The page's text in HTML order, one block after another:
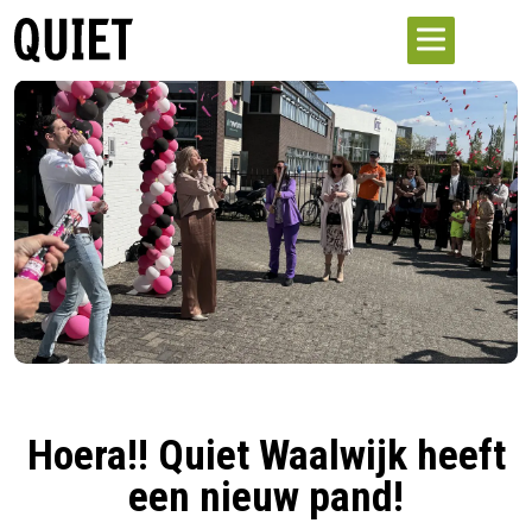
Hoera!! Quiet Waalwijk heeft
een nieuw pand!